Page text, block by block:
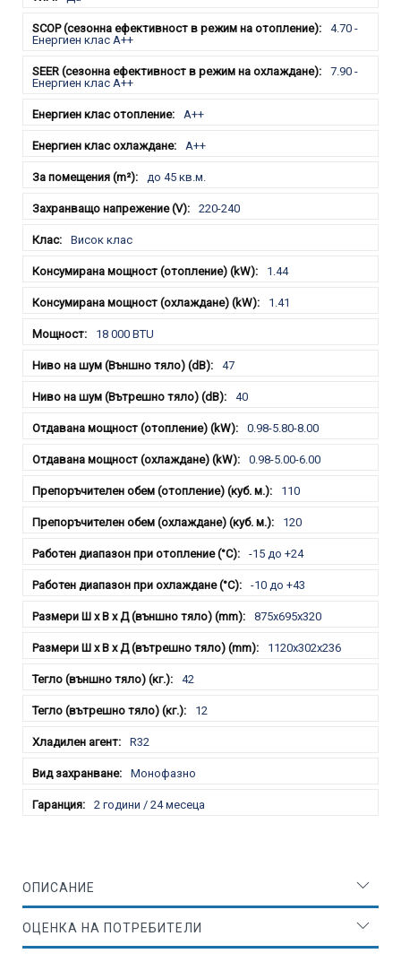
4.70 -
Енергиен клас А++
7.90 -
Енергиен клас А++
A++
A++
до 45 кв.м.
220-240
Висок клас
1.44
1.41
18 000 BTU
47
40
0.98-5.80-8.00
0.98-5.00-6.00
110
120
-15 до +24
-10 до +43
875х695х320
1120х302х236
42
12
R32
Монофазно
2 години / 24 месеца
ОПИСАНИЕ
ОЦЕНКА НА ПОТРЕБИТЕЛИ